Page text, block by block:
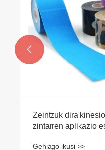
Zeintzuk dira
zintarren aplikazio
Gehiago ikusi >>
